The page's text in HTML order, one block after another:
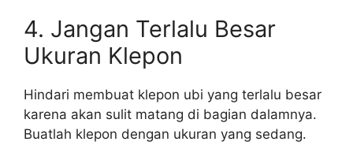
4. Jangan Terlalu Besar
Ukuran Klepon
Hindari membuat klepon ubi yang terlalu besar
karena akan sulit matang di bagian dalamnya.
Buatlah klepon dengan ukuran yang sedang.